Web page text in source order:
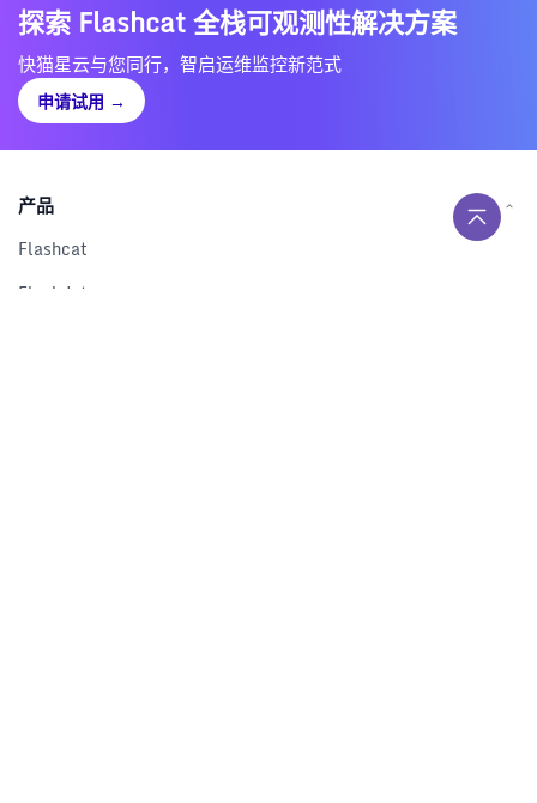
探索 Flashcat 全栈可观测性解决方案
快猫星云与您同行，智启运维监控新范式
申请试用 →
产品
Flashcat
Flashduty